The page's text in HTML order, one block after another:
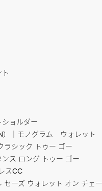
ョルダー
）｜モノグラム ウォレット
ラシック トゥー ゴー
ス ロング トゥー ゴー
スCC
セーズ ウォレット オン チェ